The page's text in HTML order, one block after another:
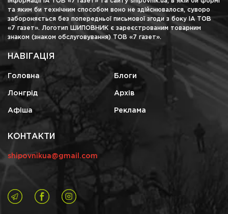
та яким би технічним способом воно не здійснювалося, суворо
забороняється без попередньої письмової згоди з боку ІА ТОВ
«7 газет». Логотип ШИПОВНИК є зареєстрованим товарним
знаком (знаком обслуговування) ТОВ «7 газет».
НАВІГАЦІЯ
Головна Блоги
Лонгрід Архів
Афіша Реклама
КОНТАКТИ
shipovnikua@gmail.com